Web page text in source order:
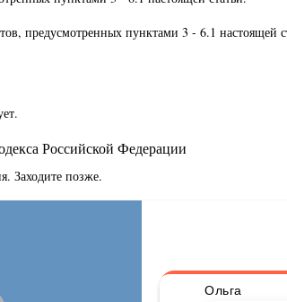
предусмотренных пунктами 3 - 6.1 настоящей
Российской Федерации
Заходите позже.